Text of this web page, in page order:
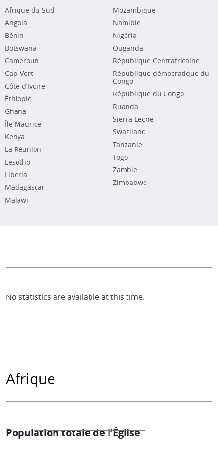
Afrique du Sud
Angola
Bénin
Botswana
Cameroun
Cap-Vert
Côte-d’Ivoire
Éthiopie
Ghana
Île Maurice
Kenya
La Réunion
Lesotho
Liberia
Madagascar
Malawi
Mozambique
Namibie
Nigéria
Ouganda
République Centrafricaine
République démocratique du
Congo
République du Congo
Ruanda
Sierra Leone
Swaziland
Tanzanie
Togo
Zambie
Zimbabwe
No statistics are available at this time.
Afrique
Population totale de l’Église